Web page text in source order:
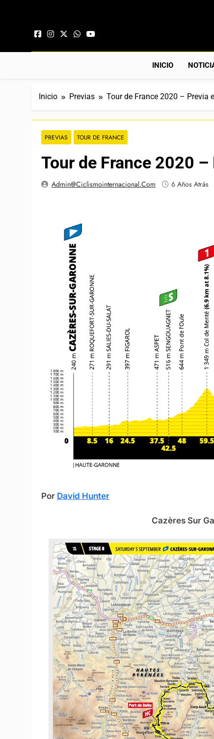
INICIO
Inicio Previas Tour de France 2020 – Previa
PREVIAS TOUR DE FRANCE
Tour de France 2020
Admin@ciclismointernacional.com 6 Años Atrás
Por David Hunter
Cazères Sur